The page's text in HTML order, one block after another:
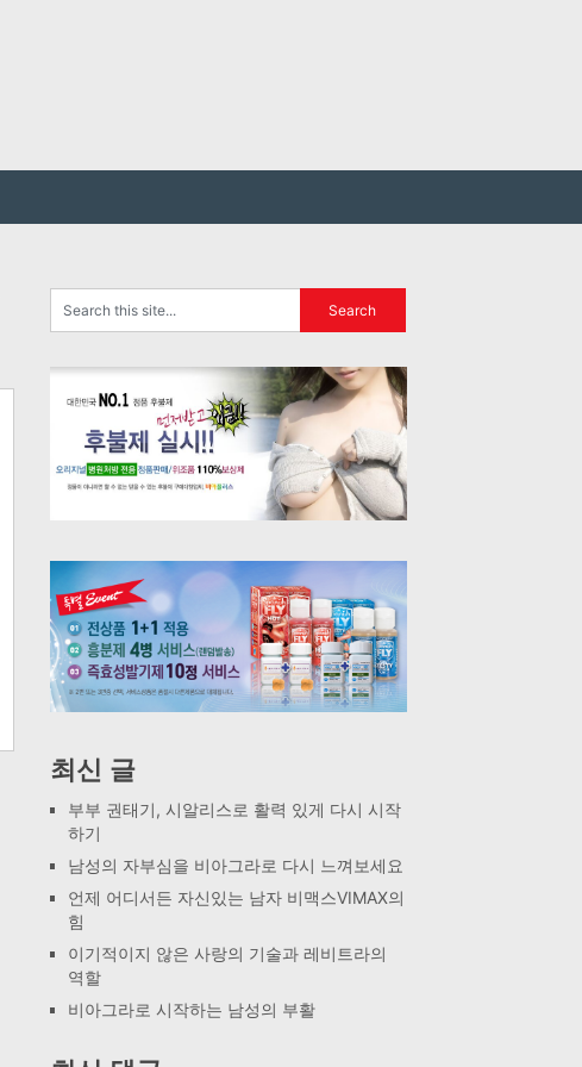
최신 글
부부 권태기, 시알리스로 활력 있게 다시 시작
하기
남성의 자부심을 비아그라로 다시 느껴보세요
언제 어디서든 자신있는 남자 비맥스VIMAX의
힘
이기적이지 않은 사랑의 기술과 레비트라의
역할
비아그라로 시작하는 남성의 부활